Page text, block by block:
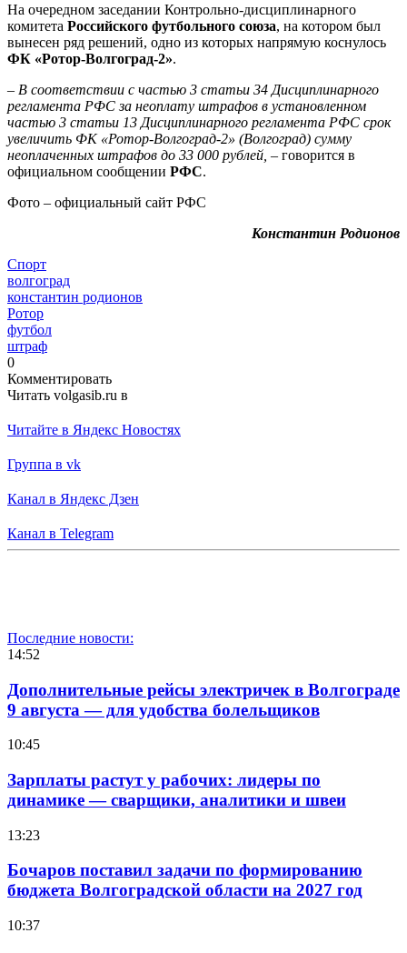
На очередном заседании Контрольно-дисциплинарного
комитета Российского футбольного союза, на котором был
вынесен ряд решений, одно из которых напрямую коснулось
ФК «Ротор-Волгоград-2».
– В соответствии с частью 3 статьи 34 Дисциплинарного
регламента РФС за неоплату штрафов в установленном
частью 3 статьи 13 Дисциплинарного регламента РФС срок
увеличить ФК «Ротор-Волгоград-2» (Волгоград) сумму
неоплаченных штрафов до 33 000 рублей, – говорится в
официальном сообщении РФС.
Фото – официальный сайт РФС
Константин Родионов
Спорт
волгоград
константин родионов
Ротор
футбол
штраф
0
Комментировать
Читать volgasib.ru в
Читайте в Яндекс Новостях
Группа в vk
Канал в Яндекс Дзен
Канал в Telegram
Последние новости:
14:52
Дополнительные рейсы электричек в Волгограде
9 августа — для удобства болельщиков
10:45
Зарплаты растут у рабочих: лидеры по
динамике — сварщики, аналитики и швеи
13:23
Бочаров поставил задачи по формированию
бюджета Волгоградской области на 2027 год
10:37